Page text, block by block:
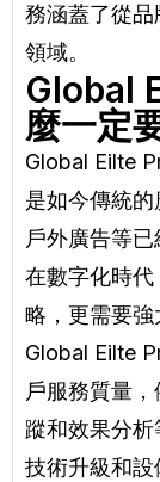
務涵蓋了從
領域。
Global
麼一定
Global Eilte
是如今傳統
戶外廣告等
在數字化時
略，更需要強
Global Eilte
戶服務質量
蹤和效果分
技術升級和